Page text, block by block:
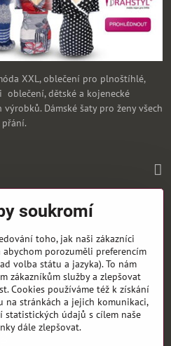
XXL, oblečení pro plnoštíhlé,
dětské a kojenecké
Dámské šaty pro ženy všech
soukromí
toho, jak naši zákazníci
porozuměli preferencím
volba státu a jazyka). To nám
zákazníkům služby a zlepšovat
Cookies používáme též k získání
na stránkách a jejich komunikaci,
statistických údajů s cílem naše
dále zlepšovat.